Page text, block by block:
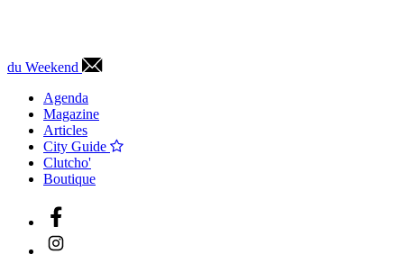
du Weekend
Agenda
Magazine
Articles
City Guide
Clutcho'
Boutique